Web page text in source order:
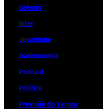
Grêmio
Inter
Juventude
Gastronomia
Podcast
Política
Previsão do Tempo